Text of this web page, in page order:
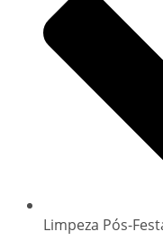
Limpeza Pós-